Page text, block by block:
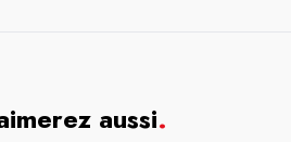
aussi.